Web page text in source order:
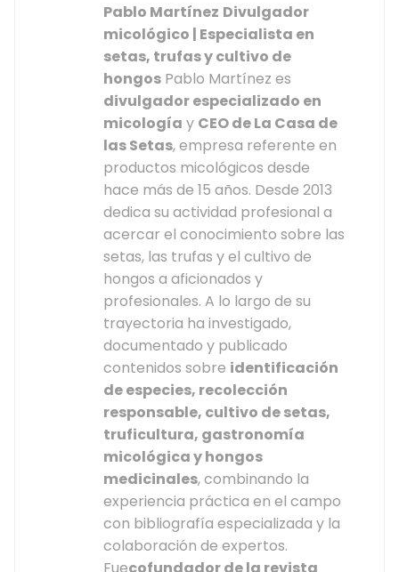
Pablo Martínez Divulgador
micológico | Especialista en
setas, trufas y cultivo de
hongos Pablo Martínez es
divulgador especializado en
micología y CEO de La Casa de
las Setas, empresa referente en
productos micológicos desde
hace más de 15 años. Desde 2013
dedica su actividad profesional a
acercar el conocimiento sobre las
setas, las trufas y el cultivo de
hongos a aficionados y
profesionales. A lo largo de su
trayectoria ha investigado,
documentado y publicado
contenidos sobre identificación
de especies, recolección
responsable, cultivo de setas,
truficultura, gastronomía
micológica y hongos
medicinales, combinando la
experiencia práctica en el campo
con bibliografía especializada y la
colaboración de expertos.
Fuecofundador de la revista